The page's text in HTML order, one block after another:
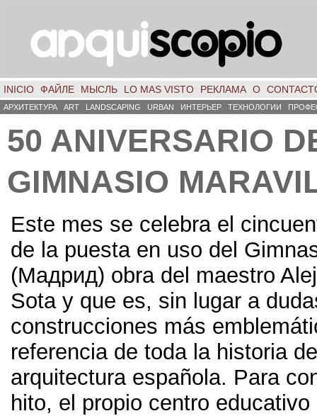
INICIO ФАЙЛЕ МЫСЛЬ LO MAS VISTO РЕКЛАМА О
АРХИТЕКТУРА ART LANDSCAPING URBAN ИНТЕРЬЕР ТЕХНОЛОГИИ
50 ANIVERSARIO
GIMNASIO
Este mes se celebra el
de la puesta en uso del
(Мадрид) obra del maestro
Sota y que es, sin lugar a
construcciones más
referencia de toda la historia
arquitectura española. Para
hito, el propio centro educativo